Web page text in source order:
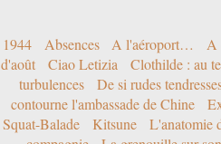
1944 Absences A l'aéroport… A
d'août
Ciao Letizia Clothilde : au
turbulences
De si rudes
contourne l'ambassade de Chine
Squat-Balade
Kitsune L'anatomie